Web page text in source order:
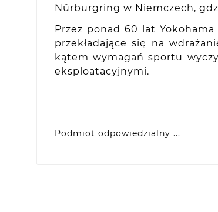
Nürburgring w Niemczech,
Przez ponad 60 lat
przekładające się na
kątem wymagań sportu
eksploatacyjnymi.
Podmiot odpowiedzialny ...